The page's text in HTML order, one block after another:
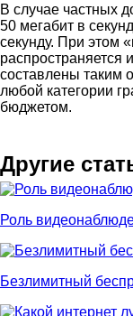
В случае частных
50 мегабит в
секунду. При этом
распространяется
составлены таким
любой категории
бюджетом.
Другие
Роль
Безлимитный